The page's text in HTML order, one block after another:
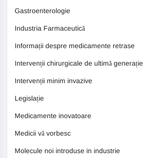
Gastroenterologie
Industria Farmaceutică
Informații despre medicamente retrase
Intervenții chirurgicale de ultimă generație
Intervenții minim invazive
Legislație
Medicamente inovatoare
Medicii vă vorbesc
Molecule noi introduse in industrie